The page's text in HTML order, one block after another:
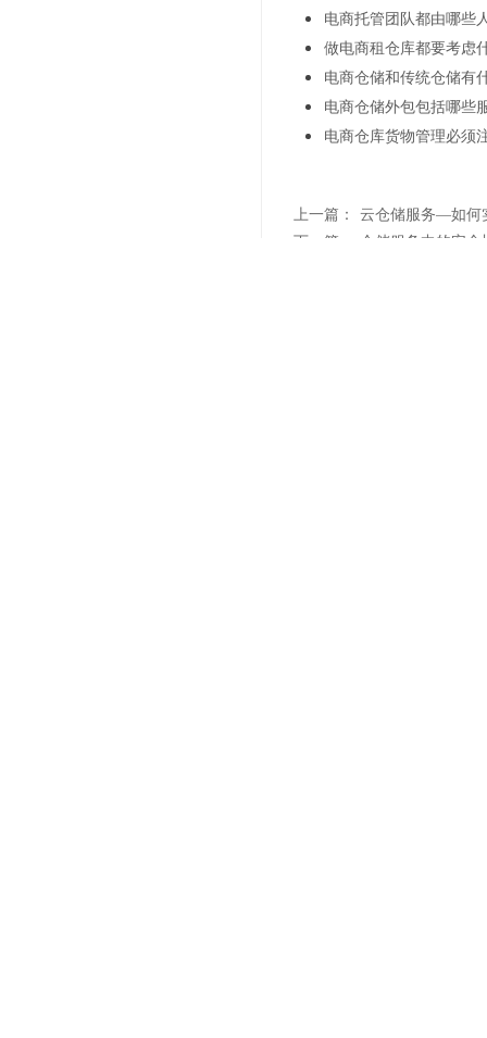
电商托管团队都由哪些
做电商租仓库都要考虑
电商仓储和传统仓储有
电商仓储外包包括哪些
电商仓库货物管理必须
上一篇：
云仓储服务—如何
下一篇：
仓储服务中的安